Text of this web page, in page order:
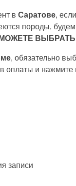
в Саратове,
породы,
, обязательно
оплаты и нажмите
записи